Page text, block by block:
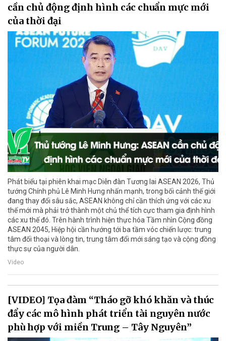
cần chủ động định hình các chuẩn mực mới
của thời đại
Phát biểu tại phiên khai mạc Diễn đàn Tương lai ASEAN 2026, Thủ
tướng Chính phủ Lê Minh Hưng nhấn mạnh, trong bối cảnh thế giới
đang thay đổi sâu sắc, ASEAN không chỉ cần thích ứng với các xu
thế mới mà phải trở thành một chủ thể tích cực tham gia định hình
các xu thế đó. Trên hành trình hiện thực hóa Tầm nhìn Cộng đồng
ASEAN 2045, Hiệp hội cần hướng tới ba tầm vóc chiến lược: trung
tâm đối thoại và lòng tin, trung tâm đổi mới sáng tạo và cộng đồng
thực sự của người dân.
Video
[VIDEO] Tọa đàm “Tháo gỡ khó khăn và thúc
đẩy các mô hình phát triển tài nguyên nước
phù hợp với miền Trung – Tây Nguyên”